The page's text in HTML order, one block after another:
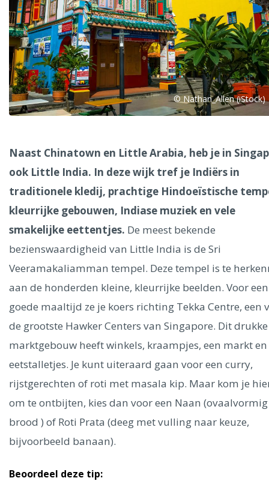
Phoenix
Dresden
Ålesund
Rome
Dublin
Hong Kong München Wenen Budapest
Madrid
Vancouver
Alles bekijken
© Nathan_Allen (iStock)
Naast Chinatown en Little Arabia, heb je in
ook Little India. In deze wijk tref je Indiërs in
traditionele kledij, prachtige Hindoeïstische
kleurrijke gebouwen, Indiase muziek en vele
smakelijke eettentjes. De meest bekende
bezienswaardigheid van Little India is de Sri
Veeramakaliamman tempel. Deze tempel is te
aan de honderden kleine, kleurrijke beelden. Voor een
goede maaltijd ze je koers richting Tekka Centre, een
de grootste Hawker Centers van Singapore. Dit drukke
marktgebouw heeft winkels, kraampjes, een markt en
eetstalletjes. Je kunt uiteraard gaan voor een curry,
rijstgerechten of roti met masala kip. Maar kom je
om te ontbijten, kies dan voor een Naan
brood ) of Roti Prata (deeg met vulling naar keuze,
bijvoorbeeld banaan).
Beoordeel deze tip: